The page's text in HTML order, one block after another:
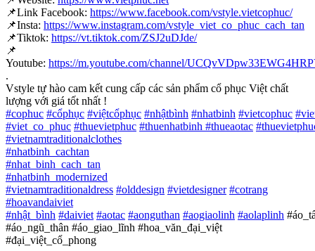
📌Link Facebook: https://www.facebook.com/vstyle.vietcophuc/
📌Insta: https://www.instagram.com/vstyle_viet_co_phuc_cach_tan
📌Tiktok: https://vt.tiktok.com/ZSJ2uDJde/
📌
Youtube: https://m.youtube.com/channel/
.
Vstyle tự hào cam kết cung cấp các sản phẩm cổ phục Việt chất
lượng với giá tốt nhất !
#cophuc #cổphục #việtcổphục #nhậtbình #nhatbinh #vietcophuc #
#viet_co_phuc #thuevietphuc #thuenhatbinh #thueaotac #
#vietnamtraditionalclothes
#nhatbinh_cachtan
#nhat_binh_cach_tan
#nhatbinh_modernized
#vietnamtraditionaldress #olddesign #vietdesigner #cotrang
#hoavandaiviet
#nhật_bình #daiviet #aotac #aonguthan #aogiaolinh #aolaplinh
#áo_ngũ_thân #áo_giao_lĩnh #hoa_văn_đại_việt
#đại_việt_cổ_phong